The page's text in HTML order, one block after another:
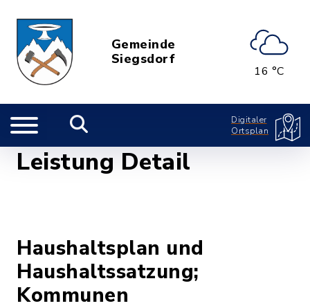
Gemeinde
Siegsdorf
16 °C
Digitaler
Ortsplan
Leistung Detail
Haushaltsplan und
Haushaltssatzung;
Kommunen